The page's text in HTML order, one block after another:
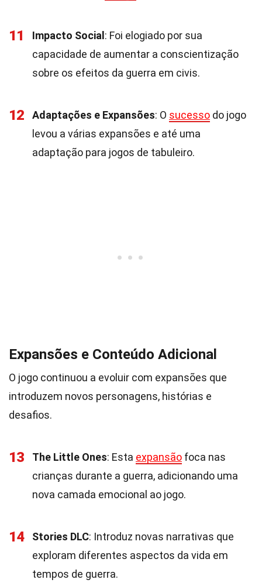
11 Impacto Social : Foi elogiado por sua
capacidade de aumentar a conscientização
sobre os efeitos da guerra em civis.
12 Adaptações e Expansões: O sucesso do jogo
levou a várias expansões e até uma
adaptação para jogos de tabuleiro.
Expansões e Conteúdo Adicional
O jogo continuou a evoluir com expansões que
introduzem novos personagens, histórias e
desafios.
13 The Little Ones: Esta expansão foca nas
crianças durante a guerra, adicionando uma
nova camada emocional ao jogo.
14 Stories DLC: Introduz novas narrativas que
exploram diferentes aspectos da vida em
tempos de guerra.